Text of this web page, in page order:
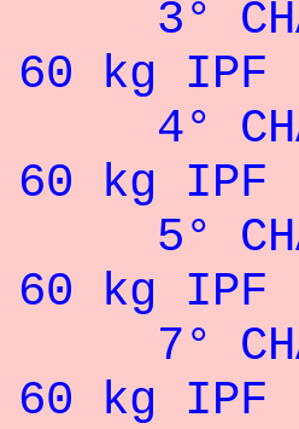
3°
kg IPF
4°
kg IPF
5°
kg IPF
7°
kg IPF